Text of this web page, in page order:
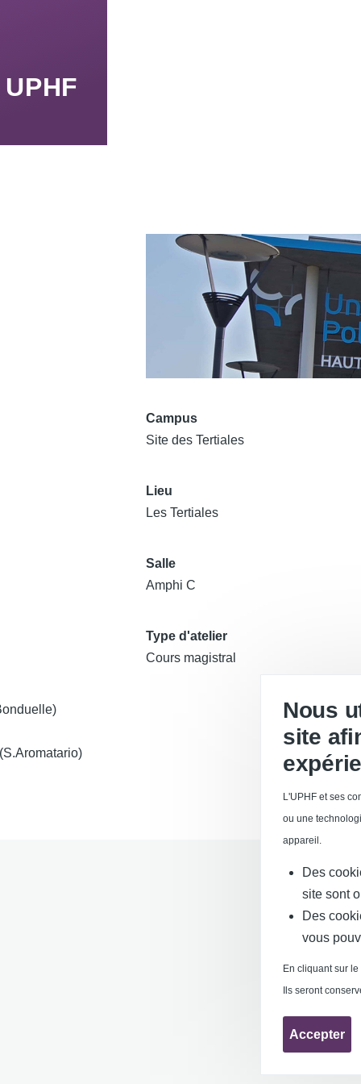
Campus
Site des Tertiales
Lieu
Les Tertiales
Salle
Amphi C
Type d'atelier
Cours magistral
Mentions
Requête
Nous
site
L'UPHF et ses
ou une
appareil.
Des
site sont
Des
vous
En cliquant sur
Ils seront
Accepter